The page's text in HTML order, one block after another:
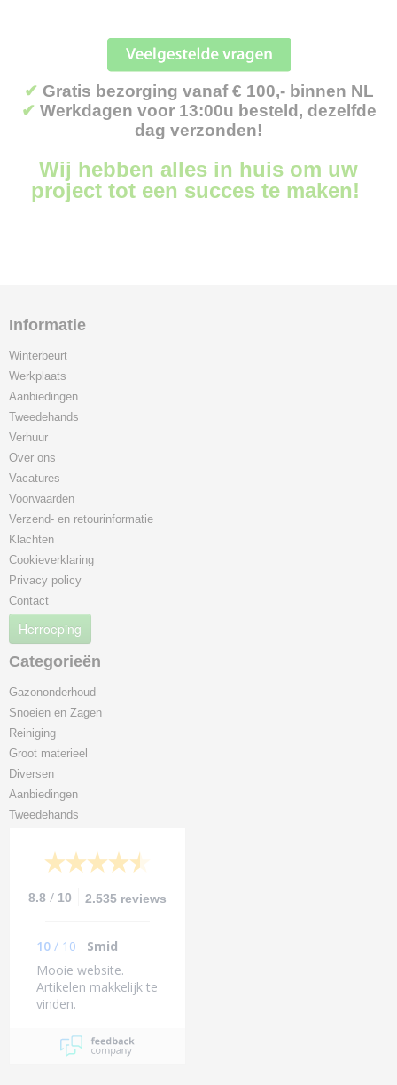
✔ Gratis bezorging vanaf € 100,- binnen NL
✔ Werkdagen voor 13:00u besteld, dezelfde
dag verzonden!
Wij hebben alles in huis om uw
project tot een succes te maken!
Informatie
Winterbeurt
Werkplaats
Aanbiedingen
Tweedehands
Verhuur
Over ons
Vacatures
Voorwaarden
Verzend- en retourinformatie
Klachten
Cookieverklaring
Privacy policy
Contact
Herroeping
Categorieën
Gazononderhoud
Snoeien en Zagen
Reiniging
Groot materieel
Diversen
Aanbiedingen
Tweedehands
8.8 / 10 2.535 reviews
10 / 10
Smid
Mooie website.
Artikelen makkelijk te
vinden.